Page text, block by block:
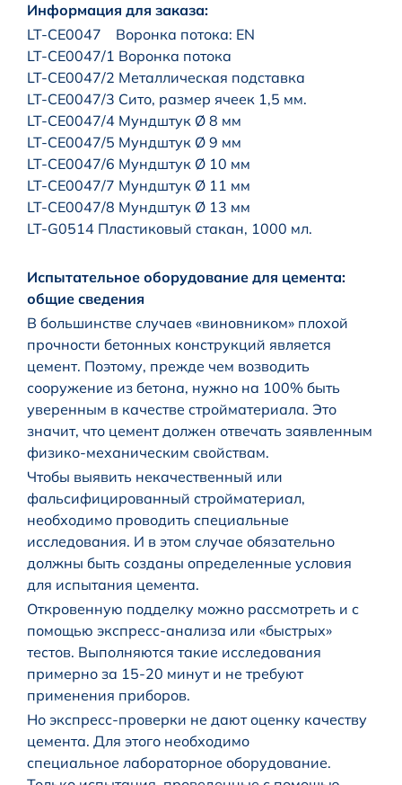
Информация для заказа:
LT-CE0047 Воронка потока: EN
LT-CE0047/1 Воронка потока
LT-CE0047/2 Металлическая подставка
LT-CE0047/3 Сито, размер ячеек 1,5 мм.
LT-CE0047/4 Мундштук Ø 8 мм
LT-CE0047/5 Мундштук Ø 9 мм
LT-CE0047/6 Мундштук Ø 10 мм
LT-CE0047/7 Мундштук Ø 11 мм
LT-CE0047/8 Мундштук Ø 13 мм
LT-G0514 Пластиковый стакан, 1000 мл.
Испытательное оборудование для цемента:
общие сведения
В большинстве случаев «виновником» плохой
прочности бетонных конструкций является
цемент. Поэтому, прежде чем возводить
сооружение из бетона, нужно на 100% быть
уверенным в качестве стройматериала. Это
значит, что цемент должен отвечать заявленным
физико-механическим свойствам.
Чтобы выявить некачественный или
фальсифицированный стройматериал,
необходимо проводить специальные
исследования. И в этом случае обязательно
должны быть созданы определенные условия
для испытания цемента.
Откровенную подделку можно рассмотреть и с
помощью экспресс-анализа или «быстрых»
тестов. Выполняются такие исследования
примерно за 15-20 минут и не требуют
применения приборов.
Но экспресс-проверки не дают оценку качеству
цемента. Для этого необходимо
специальное лабораторное оборудование.